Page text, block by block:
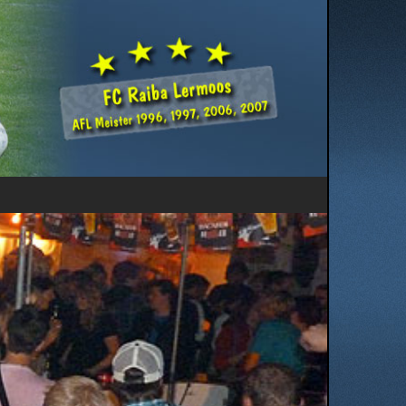
Herzlich Willkommen ...
... auf den Seiten des FC Raiba Lermoos. Wir möchten Euch
auf dieser Homepage einen Überblick über die Aktivitäten
unseres FC Raiba Lermoos geben.
Viel Spaß beim Besuch auf unserer Homepage wünscht
Euch